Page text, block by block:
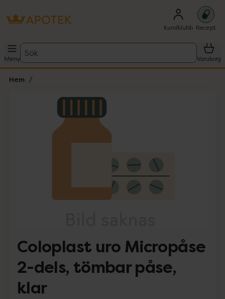
Kundklubb Recept
Meny
Sök
Varukorg
Hem
Lista: . Innehåller 1 objekt.
Coloplast uro Micropåse
2-dels, tömbar påse,
klar